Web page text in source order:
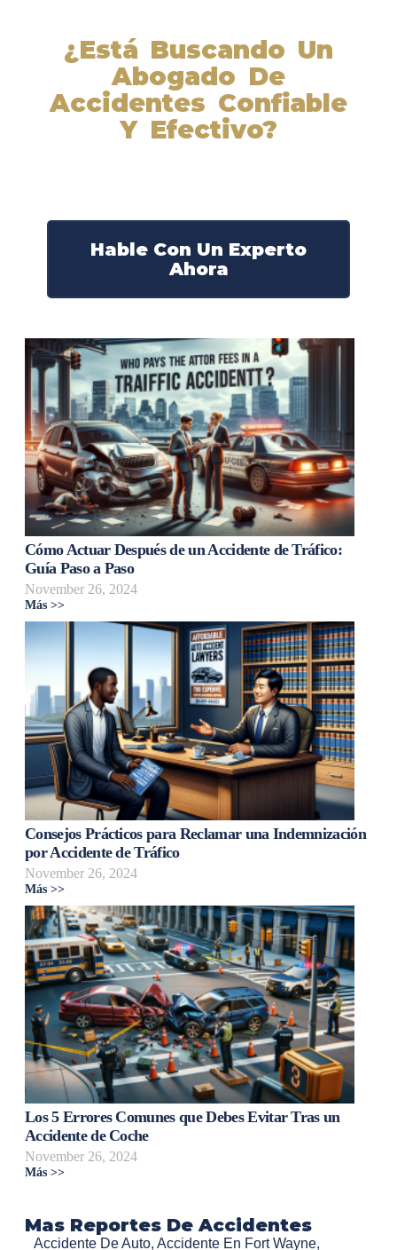
¿Está Buscando Un
Abogado De
Accidentes Confiable
Y Efectivo?
Hable Con Un Experto
Ahora
Cómo Actuar Después de un Accidente de Tráfico:
Guía Paso a Paso
November 26, 2024
Más >>
Consejos Prácticos para Reclamar una Indemnización
por Accidente de Tráfico
November 26, 2024
Más >>
Los 5 Errores Comunes que Debes Evitar Tras un
Accidente de Coche
November 26, 2024
Más >>
Mas Reportes De Accidentes
Accidente De Auto, Accidente En Fort Wayne,